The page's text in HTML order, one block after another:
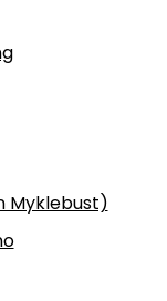
Myklebust)